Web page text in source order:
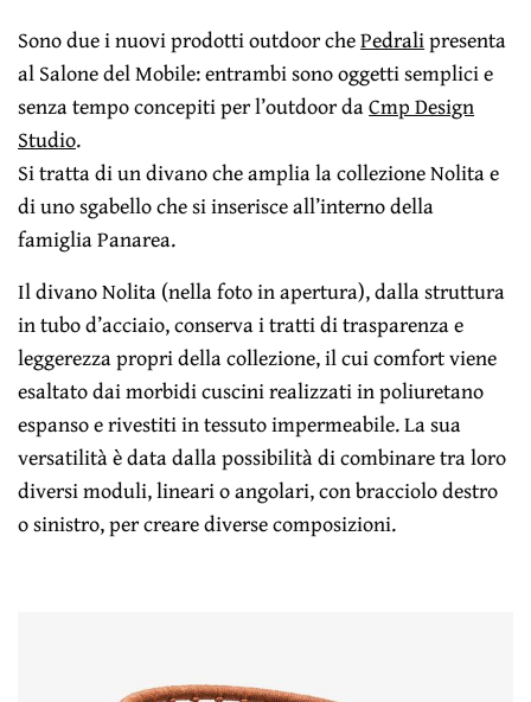
Sono due i nuovi prodotti outdoor chePedralipresenta
al Salone del Mobile: entrambi sono oggetti semplici e
senza tempo concepiti per l’outdoor daCmp Design
Studio.
Si tratta di un divano che amplia la collezione Nolita e
di uno sgabello che si inserisce all’interno della
famiglia Panarea.
Il divano Nolita (nella foto in apertura), dalla struttura
in tubo d’acciaio, conserva i tratti di trasparenza e
leggerezza propri della collezione, il cui comfort viene
esaltato dai morbidi cuscini realizzati in poliuretano
espanso e rivestiti in tessuto impermeabile. La sua
versatilità è data dalla possibilità di combinare tra loro
diversi moduli, lineari o angolari, con bracciolo destro
o sinistro, per creare diverse composizioni.